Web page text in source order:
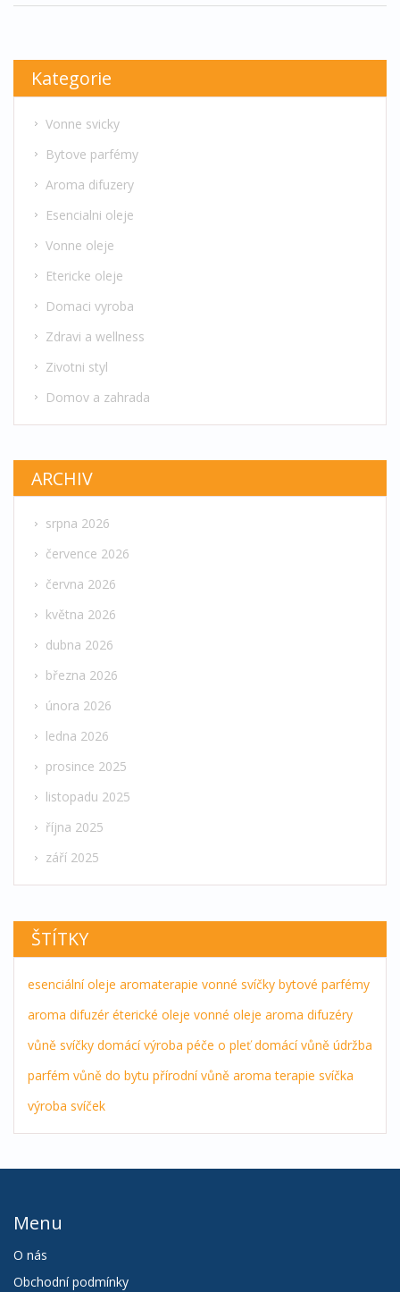
Kategorie
Vonne svicky
Bytove parfémy
Aroma difuzery
Esencialni oleje
Vonne oleje
Etericke oleje
Domaci vyroba
Zdravi a wellness
Zivotni styl
Domov a zahrada
ARCHIV
srpna 2026
července 2026
června 2026
května 2026
dubna 2026
března 2026
února 2026
ledna 2026
prosince 2025
listopadu 2025
října 2025
září 2025
ŠTÍTKY
esenciální oleje aromaterapie vonné svíčky bytové parfémy
aroma difuzér éterické oleje vonné oleje aroma difuzéry
vůně svíčky domácí výroba péče o pleť domácí vůně údržba
parfém vůně do bytu přírodní vůně aroma terapie svíčka
výroba svíček
Menu
O nás
Obchodní podmínky